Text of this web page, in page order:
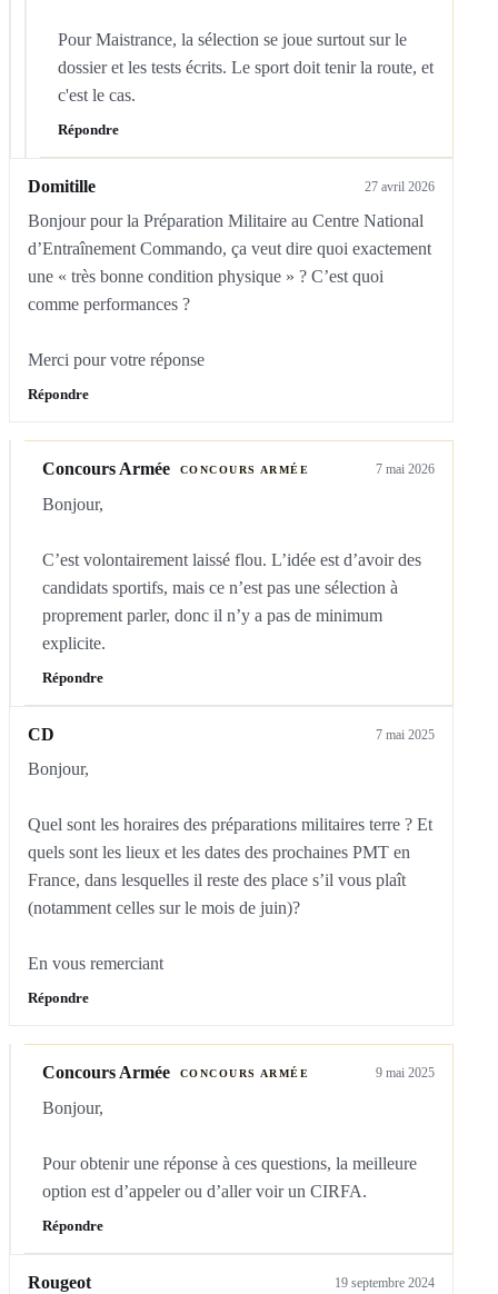
Pour Maistrance, la sélection se joue surtout sur le
dossier et les tests écrits. Le sport doit tenir la route, et
c'est le cas.
Répondre
Domitille 27 avril 2026
Bonjour pour la Préparation Militaire au Centre National
d’Entraînement Commando, ça veut dire quoi exactement
une « très bonne condition physique » ? C’est quoi
comme performances ?
Merci pour votre réponse
Répondre
Concours Armée CONCOURS ARMÉE 7 mai 2026
Bonjour,
C’est volontairement laissé flou. L’idée est d’avoir des
candidats sportifs, mais ce n’est pas une sélection à
proprement parler, donc il n’y a pas de minimum
explicite.
Répondre
CD 7 mai 2025
Bonjour,
Quel sont les horaires des préparations militaires terre ? Et
quels sont les lieux et les dates des prochaines PMT en
France, dans lesquelles il reste des place s’il vous plaît
(notamment celles sur le mois de juin)?
En vous remerciant
Répondre
Concours Armée CONCOURS ARMÉE 9 mai 2025
Bonjour,
Pour obtenir une réponse à ces questions, la meilleure
option est d’appeler ou d’aller voir un CIRFA.
Répondre
Rougeot 19 septembre 2024